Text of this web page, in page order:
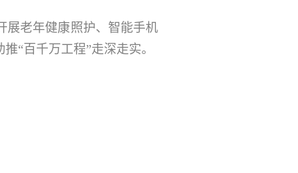
展老年健康照护、智能手机
“百千万工程”走深走实。